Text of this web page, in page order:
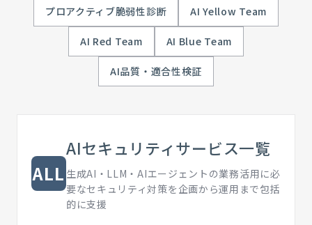
プロアクティブ脆弱性診断 AI Yellow Team
AI Red Team AI Blue Team
AI品質・適合性検証
ALL
AIセキュリティサービス一覧
生成AI・LLM・AIエージェントの業務活用に必
要なセキュリティ対策を企画から運用まで包括
的に支援